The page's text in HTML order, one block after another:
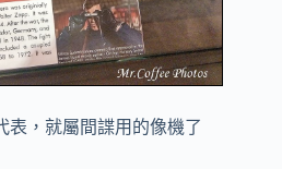
表，就屬間諜用的像機了